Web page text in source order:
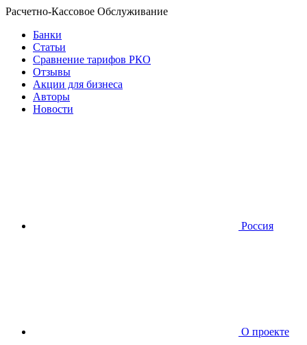
Расчетно-Кассовое Обслуживание
Банки
Статьи
Сравнение тарифов РКО
Отзывы
Акции для бизнеса
Авторы
Новости
Россия
О проекте